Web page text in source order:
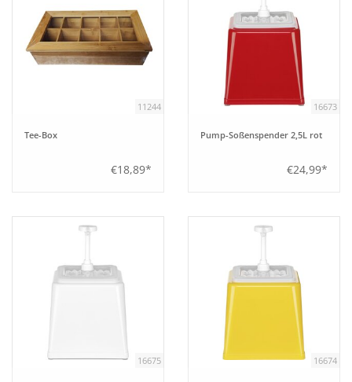
Buffet
Bar
Einrichtung
11244
Tee-Box
€18,89*
16673
Pump-Soßenspender 2,5L rot
€24,99*
16675 16674